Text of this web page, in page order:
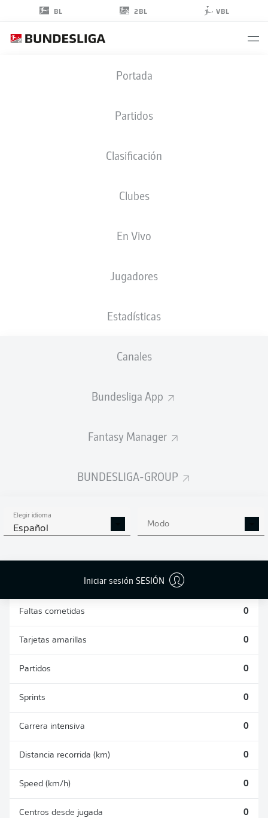
BL 2BL VBL
Portada
Partidos
Clasificación
Clubes
En Vivo
Jugadores
Estadísticas
Canales
Bundesliga App
Fantasy Manager
BUNDESLIGA-GROUP
Elegir idioma
Español Modo
Iniciar sesión SESIÓN
07.03.2005
TAMAÑO
ESTADÍSTICAS
Faltas cometidas 0
Tarjetas amarillas 0
Partidos 0
Sprints 0
Carrera intensiva 0
Distancia recorrida (km) 0
Speed (km/h) 0
Centros desde jugada 0